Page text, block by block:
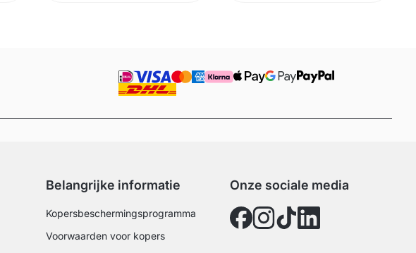
Belangrijke informatie
Kopersbeschermingsprogramma
Voorwaarden voor kopers
Onze sociale media